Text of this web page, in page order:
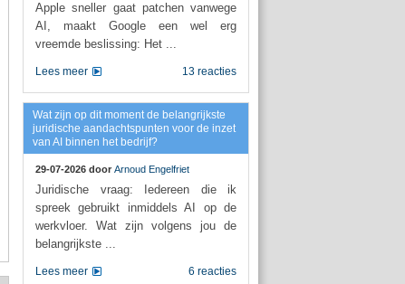
Apple sneller gaat patchen vanwege
AI, maakt Google een wel erg
vreemde beslissing: Het ...
13 reacties
Lees meer
Wat zijn op dit moment de belangrijkste
juridische aandachtspunten voor de inzet
van AI binnen het bedrijf?
29-07-2026 door Arnoud Engelfriet
Juridische vraag: Iedereen die ik
spreek gebruikt inmiddels AI op de
werkvloer. Wat zijn volgens jou de
belangrijkste ...
6 reacties
Lees meer